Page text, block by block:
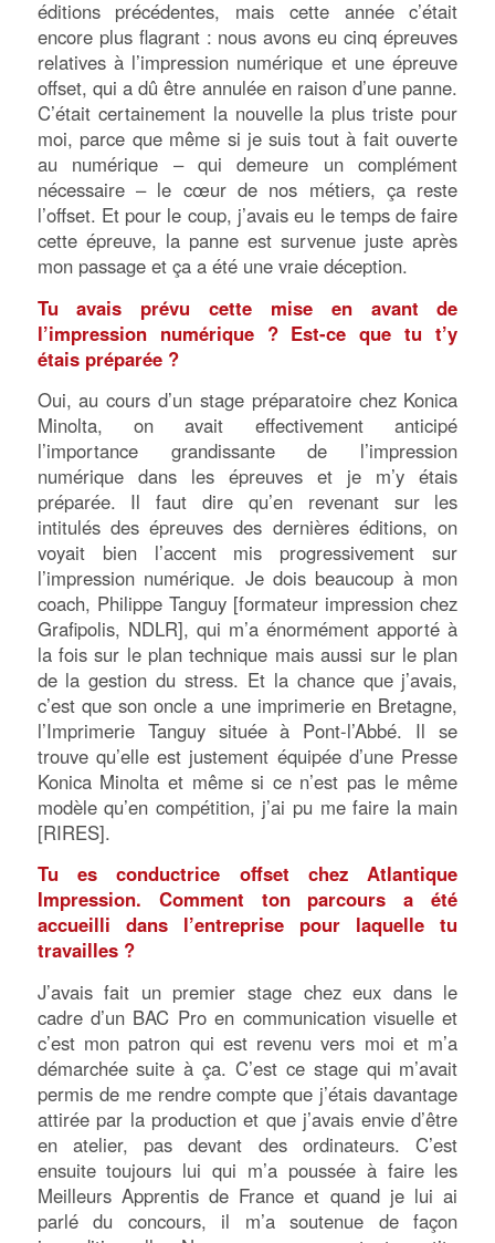
éditions précédentes, mais cette année c’était
encore plus flagrant : nous avons eu cinq épreuves
relatives à l’impression numérique et une épreuve
offset, qui a dû être annulée en raison d’une panne.
C’était certainement la nouvelle la plus triste pour
moi, parce que même si je suis tout à fait ouverte
au numérique – qui demeure un complément
nécessaire – le cœur de nos métiers, ça reste
l’offset. Et pour le coup, j’avais eu le temps de faire
cette épreuve, la panne est survenue juste après
mon passage et ça a été une vraie déception.
Tu avais prévu cette mise en avant de
l’impression numérique ? Est-ce que tu t’y
étais préparée ?
Oui, au cours d’un stage préparatoire chez Konica
Minolta, on avait effectivement anticipé
l’importance grandissante de l’impression
numérique dans les épreuves et je m’y étais
préparée. Il faut dire qu’en revenant sur les
intitulés des épreuves des dernières éditions, on
voyait bien l’accent mis progressivement sur
l’impression numérique. Je dois beaucoup à mon
coach, Philippe Tanguy [formateur impression chez
Grafipolis, NDLR], qui m’a énormément apporté à
la fois sur le plan technique mais aussi sur le plan
de la gestion du stress. Et la chance que j’avais,
c’est que son oncle a une imprimerie en Bretagne,
l’Imprimerie Tanguy située à Pont-l’Abbé. Il se
trouve qu’elle est justement équipée d’une Presse
Konica Minolta et même si ce n’est pas le même
modèle qu’en compétition, j’ai pu me faire la main
[RIRES].
Tu es conductrice offset chez Atlantique
Impression. Comment ton parcours a été
accueilli dans l’entreprise pour laquelle tu
travailles ?
J’avais fait un premier stage chez eux dans le
cadre d’un BAC Pro en communication visuelle et
c’est mon patron qui est revenu vers moi et m’a
démarchée suite à ça. C’est ce stage qui m’avait
permis de me rendre compte que j’étais davantage
attirée par la production et que j’avais envie d’être
en atelier, pas devant des ordinateurs. C’est
ensuite toujours lui qui m’a poussée à faire les
Meilleurs Apprentis de France et quand je lui ai
parlé du concours, il m’a soutenue de façon